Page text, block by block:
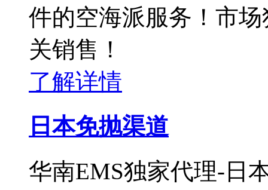
件的空海派服务！市
关销售！
了解详情
日本免抛渠道
华南EMS独家代理-日